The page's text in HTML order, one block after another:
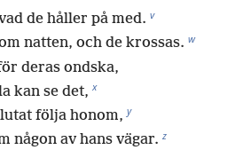
de håller på med. v
natten, och de krossas. w
deras ondska,
kan se det, x
följa honom, y
någon av hans vägar. z